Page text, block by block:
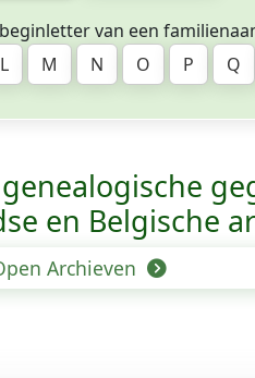
van een
L M N O P Q
en Belgische
Archieven